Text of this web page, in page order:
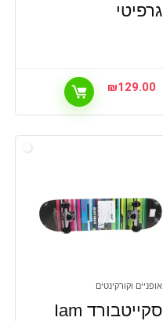
גרפיטי
₪129.00
אופניים וקורקינטים
סקייטבורד Iam